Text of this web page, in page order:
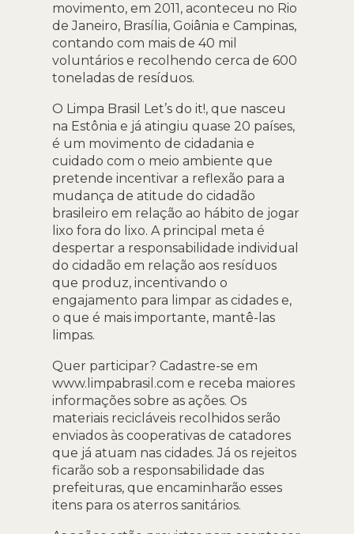
movimento, em 2011, aconteceu no Rio
de Janeiro, Brasília, Goiânia e Campinas,
contando com mais de 40 mil
voluntários e recolhendo cerca de 600
toneladas de resíduos.
O Limpa Brasil Let’s do it!, que nasceu
na Estônia e já atingiu quase 20 países,
é um movimento de cidadania e
cuidado com o meio ambiente que
pretende incentivar a reflexão para a
mudança de atitude do cidadão
brasileiro em relação ao hábito de jogar
lixo fora do lixo. A principal meta é
despertar a responsabilidade individual
do cidadão em relação aos resíduos
que produz, incentivando o
engajamento para limpar as cidades e,
o que é mais importante, mantê-las
limpas.
Quer participar? Cadastre-se em
www.limpabrasil.com e receba maiores
informações sobre as ações. Os
materiais recicláveis recolhidos serão
enviados às cooperativas de catadores
que já atuam nas cidades. Já os rejeitos
ficarão sob a responsabilidade das
prefeituras, que encaminharão esses
itens para os aterros sanitários.